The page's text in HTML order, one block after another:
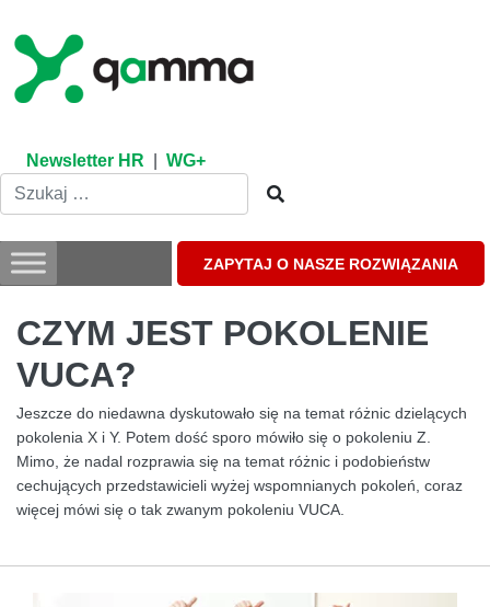
content
Newsletter HR WG+
ZAPYTAJ O NASZE ROZWIĄZANIA
CZYM JEST POKOLENIE
VUCA?
Jeszcze do niedawna dyskutowało się na temat różnic dzielących
pokolenia X i Y. Potem dość sporo mówiło się o pokoleniu Z.
Mimo, że nadal rozprawia się na temat różnic i podobieństw
cechujących przedstawicieli wyżej wspomnianych pokoleń, coraz
więcej mówi się o tak zwanym pokoleniu VUCA.